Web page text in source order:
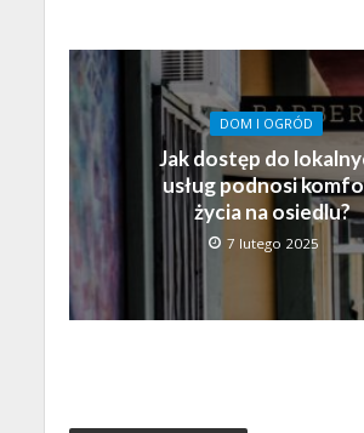
DOM I OGRÓD
Jak dostęp do
usług podnosi
życia na osiedlu?
7 lutego 2025